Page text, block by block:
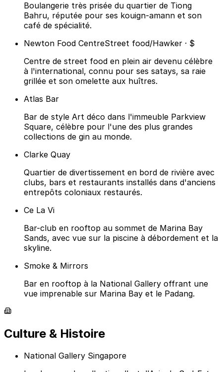
Boulangerie très prisée du quartier de Tiong
Bahru, réputée pour ses kouign-amann et son
café de spécialité.
Newton Food CentreStreet food/Hawker · $
Centre de street food en plein air devenu célèbre
à l'international, connu pour ses satays, sa raie
grillée et son omelette aux huîtres.
Atlas Bar
Bar de style Art déco dans l'immeuble Parkview
Square, célèbre pour l'une des plus grandes
collections de gin au monde.
Clarke Quay
Quartier de divertissement en bord de rivière avec
clubs, bars et restaurants installés dans d'anciens
entrepôts coloniaux restaurés.
Ce La Vi
Bar-club en rooftop au sommet de Marina Bay
Sands, avec vue sur la piscine à débordement et la
skyline.
Smoke & Mirrors
Bar en rooftop à la National Gallery offrant une
vue imprenable sur Marina Bay et le Padang.
Culture & Histoire
National Gallery Singapore